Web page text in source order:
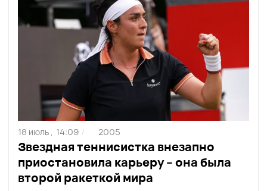
Звездная теннисистка внезапно
приостановила карьеру – она была
второй ракеткой мира
18 июль , 14:09 / 2005